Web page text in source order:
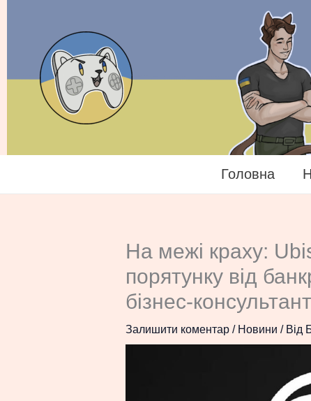
Головна
На межі краху:
порятунку від
бізнес-
Залишити коментар / Новини / Від